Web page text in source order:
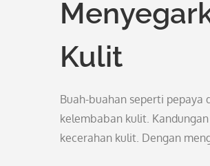
Kulit
Buah-buahan seperti pepaya
kelembaban kulit.
kecerahan kulit. Dengan